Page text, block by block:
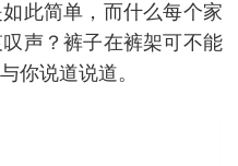
此简单，而什么每个家
声？裤子在裤架可不能
你说道说道。